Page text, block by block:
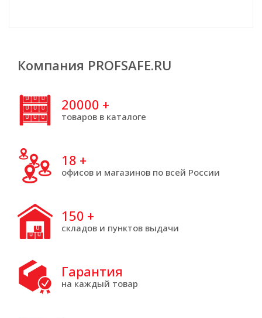
Компания PROFSAFE.RU
20000 +
товаров в каталоге
18 +
офисов и магазинов по всей России
150 +
складов и пунктов выдачи
Гарантия
на каждый товар